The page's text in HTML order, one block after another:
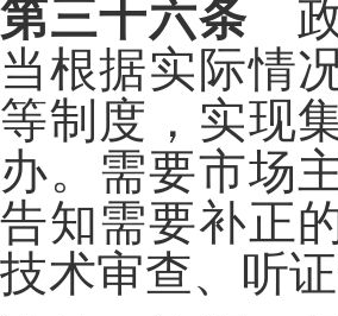
第三十六条 政
当根据实际情
等制度，实现
办。需要市场
告知需要补正
技术审查、听